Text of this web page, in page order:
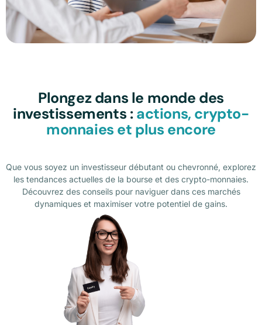
Plongez dans le monde des
investissements :actions, crypto-
monnaies et plus encore
Que vous soyez un investisseur débutant ou chevronné, explorez
les tendances actuelles de la bourse et des crypto-monnaies.
Découvrez des conseils pour naviguer dans ces marchés
dynamiques et maximiser votre potentiel de gains.